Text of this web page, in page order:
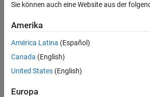
Sie können auch eine Website aus der
Amerika
América Latina (Español)
Canada (English)
United States (English)
Europa